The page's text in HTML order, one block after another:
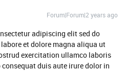
Forum|Forum|2 years ago
adipiscing elit sed do
et dolore magna aliqua ut
exercitation ullamco laboris
duis aute irure dolor in